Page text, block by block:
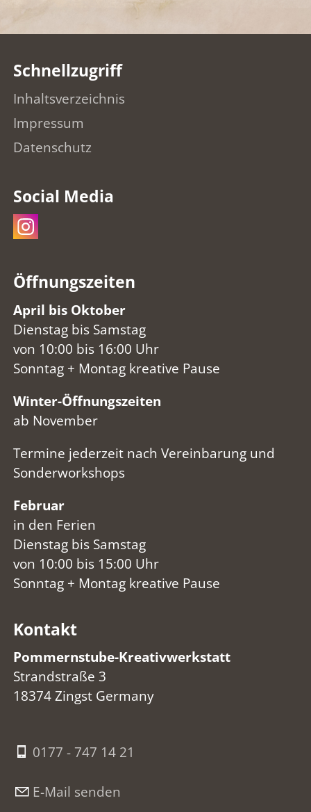
Schnellzugriff
Inhaltsverzeichnis
Impressum
Datenschutz
Social Media
Öffnungszeiten
April bis Oktober
Dienstag bis Samstag
von 10:00 bis 16:00 Uhr
Sonntag + Montag kreative Pause
Winter-Öffnungszeiten
ab November
Termine jederzeit nach Vereinbarung und
Sonderworkshops
Februar
in den Ferien
Dienstag bis Samstag
von 10:00 bis 15:00 Uhr
Sonntag + Montag kreative Pause
Kontakt
Pommernstube-Kreativwerkstatt
Strandstraße 3
18374 Zingst Germany
0177 - 747 14 21
E-Mail senden